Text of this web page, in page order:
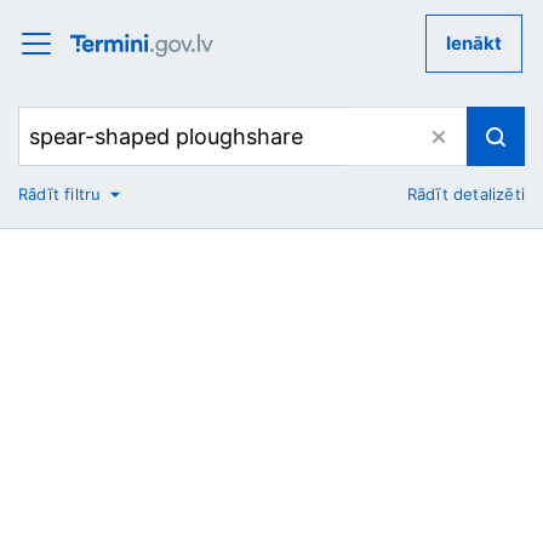
Ienākt
No
Rādīt filtru Rādīt detalizēti